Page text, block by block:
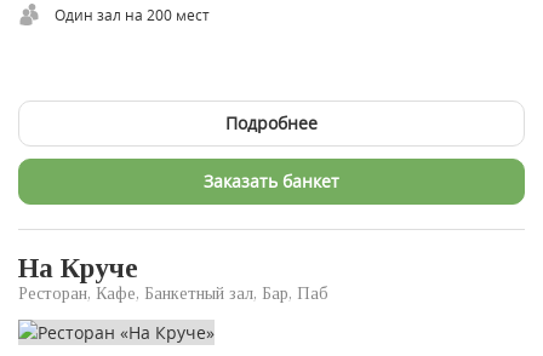
Один зал на 200 мест
Подробнее
Заказать банкет
На Круче
Ресторан, Кафе, Банкетный зал, Бар, Паб